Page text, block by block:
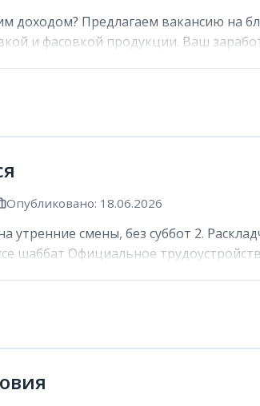
доходом? Предлагаем вакансию на
и фасовкой продукции. Ваш
Опубликовано: 18.06.2026
утренние смены, без суббот 2.
шаббат Официальное